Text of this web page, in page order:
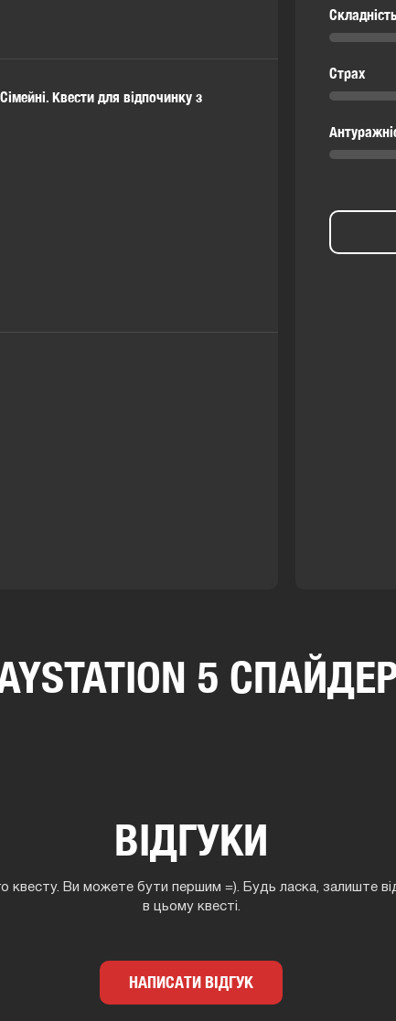
Сімейні. Квести для відпочинку з
Складність
Страх
5
ВІДГУКИ
квесту. Ви можете бути першим =). Будь ласка, залиште
в цьому квесті.
НАПИСАТИ ВІДГУК